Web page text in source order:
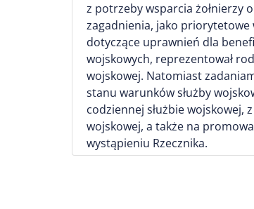
z potrzeby wsparcia żołnierzy
zagadnienia, jako priorytetowe
dotyczące uprawnień dla
wojskowych, reprezentował
wojskowej. Natomiast
stanu warunków służby
codziennej służbie wojskowej,
wojskowej, a także na
wystąpieniu Rzecznika.